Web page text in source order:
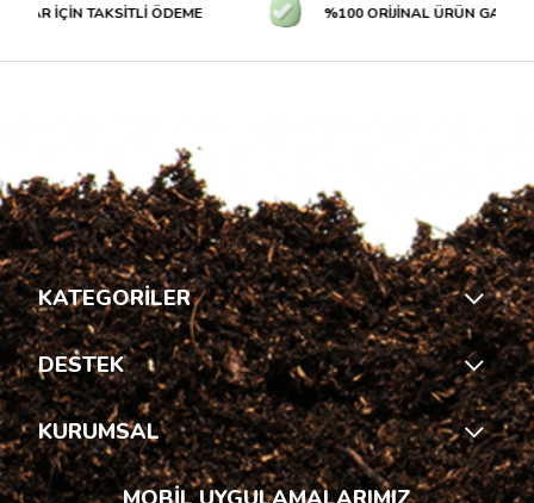
İÇİN TAKSİTLİ ÖDEME %100 ORİJİNAL ÜRÜN
KATEGORİLER
DESTEK
KURUMSAL